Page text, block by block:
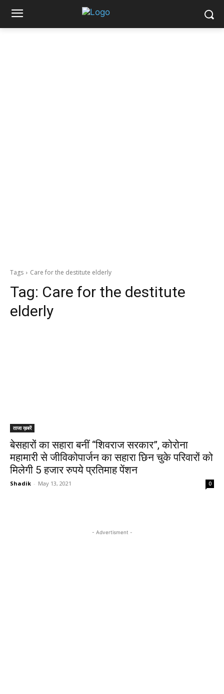
Tags Care for the destitute elderly
Tag: Care for the destitute
elderly
ताजा ख़बरें
बेसहारों का सहारा बनीं “शिवराज सरकार”, कोरोना
महामारी से जीविकोपार्जन का सहारा छिन चुके परिवारों को
मिलेगी 5 हजार रुपये प्रतिमाह पेंशन
Shadik - May 13, 2021 0
- Advertisment -